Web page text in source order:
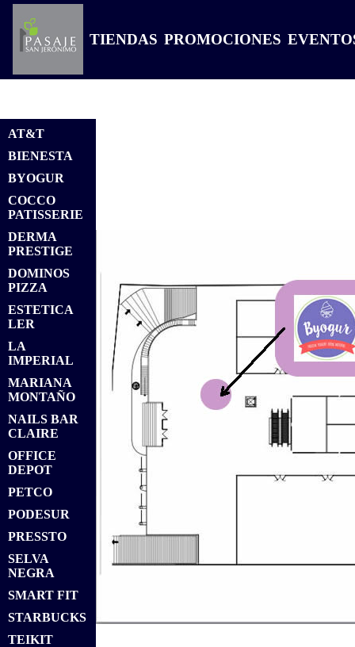
TIENDAS PROMOCIONES
AT&T
BIENESTA
BYOGUR
COCCO
PATISSERIE
DERMA
PRESTIGE
DOMINOS
PIZZA
ESTETICA
LER
LA
IMPERIAL
MARIANA
MONTAÑO
NAILS BAR
CLAIRE
OFFICE
DEPOT
PETCO
PODESUR
PRESSTO
SELVA
NEGRA
SMART FIT
STARBUCKS
TEIKIT